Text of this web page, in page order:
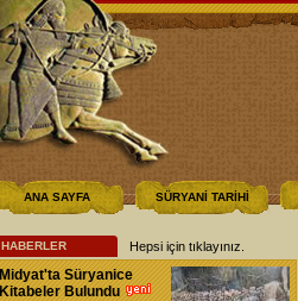
ANA SAYFA SÜRYANİ TARİHİ
HABERLER Hepsi için tıklayınız
Midyat'ta Süryanice
Kitabeler Bulundu